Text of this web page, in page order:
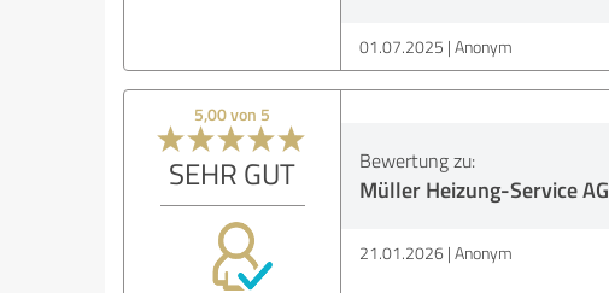
01.07.2025 Anonym
5,00 von 5
SEHR GUT Bewertung zu:
Müller Heizung-Service AG
21.01.2026 Anonym